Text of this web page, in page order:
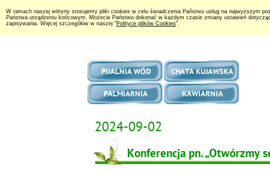
PIJALNIA WÓD CHATA KUJAWSKA
PALMIARNIA KAWIARNIA
2024-09-02
Konferencja pn. „Otwórzmy
W ramach naszej witryny stosujemy pliki cookies w celu świadczenia Państwu usług na najwyższym
Państwa urządzeniu końcowym. Możecie Państwo dokonać w każdym czasie zmiany ustawień
zapisywania. Więcej szczegółów w naszej "Polityce plików Cookies".